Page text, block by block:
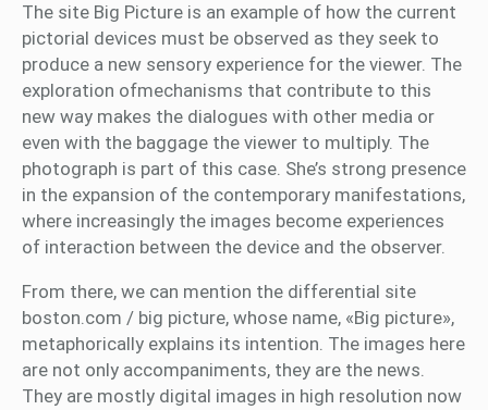
The site Big Picture is an example of how the current
pictorial devices must be observed as they seek to
produce a new sensory experience for the viewer. The
exploration ofmechanisms that contribute to this
new way makes the dialogues with other media or
even with the baggage the viewer to multiply. The
photograph is part of this case. She’s strong presence
in the expansion of the contemporary manifestations,
where increasingly the images become experiences
of interaction between the device and the observer.
From there, we can mention the differential site
boston.com / big picture, whose name, «Big picture»,
metaphorically explains its intention. The images here
are not only accompaniments, they are the news.
They are mostly digital images in high resolution now